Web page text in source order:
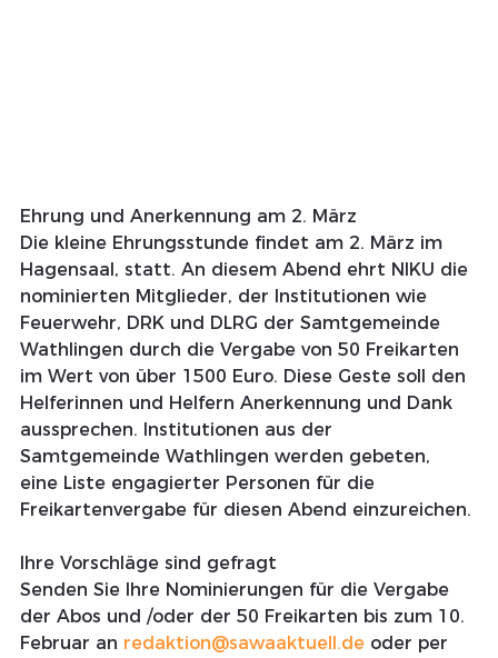
Ehrung und Anerkennung am 2. März
Die kleine Ehrungsstunde findet am 2. März im
Hagensaal, statt. An diesem Abend ehrt NIKU die
nominierten Mitglieder, der Institutionen wie
Feuerwehr, DRK und DLRG der Samtgemeinde
Wathlingen durch die Vergabe von 50 Freikarten
im Wert von über 1500 Euro. Diese Geste soll den
Helferinnen und Helfern Anerkennung und Dank
aussprechen. Institutionen aus der
Samtgemeinde Wathlingen werden gebeten,
eine Liste engagierter Personen für die
Freikartenvergabe für diesen Abend einzureichen.
Ihre Vorschläge sind gefragt
Senden Sie Ihre Nominierungen für die Vergabe
der Abos und /oder der 50 Freikarten bis zum 10.
Februar an redaktion@sawaaktuell.de oder per